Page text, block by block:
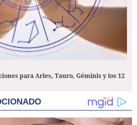
para Aries, Tauro, Géminis y los 12